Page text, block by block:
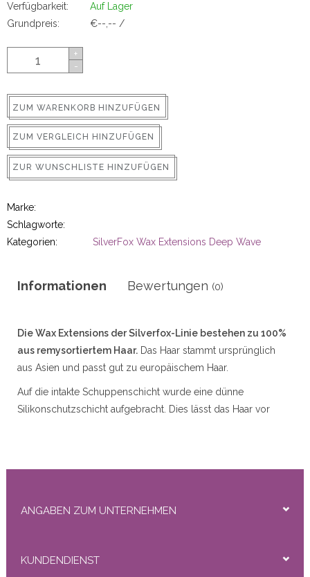
in
Verfügbarkeit:
Auf Lager
Grundpreis:
€--,-- /
+
-
ZUM WARENKORB HINZUFÜGEN
ZUM VERGLEICH HINZUFÜGEN
ZUR WUNSCHLISTE HINZUFÜGEN
Marke:
Schlagworte:
Kategorien:
SilverFox Wax Extensions Deep Wave
Informationen Bewertungen (0)
Die Wax Extensions der Silverfox-Linie bestehen zu 100%
aus remysortiertem Haar. Das Haar stammt ursprünglich
aus Asien und passt gut zu europäischem Haar.
Auf die intakte Schuppenschicht wurde eine dünne
Silikonschutzschicht aufgebracht. Dies lässt das Haar vor
Die Wachsverlängerungen können leicht mit der
Verfügbare Typen:Gerade (Lose), Lose Welle
(gerade / gerade), Loose Wave (Schlaganfall), Deep Wave
ANGABEN ZUM UNTERNEHMEN
KUNDENDIENST